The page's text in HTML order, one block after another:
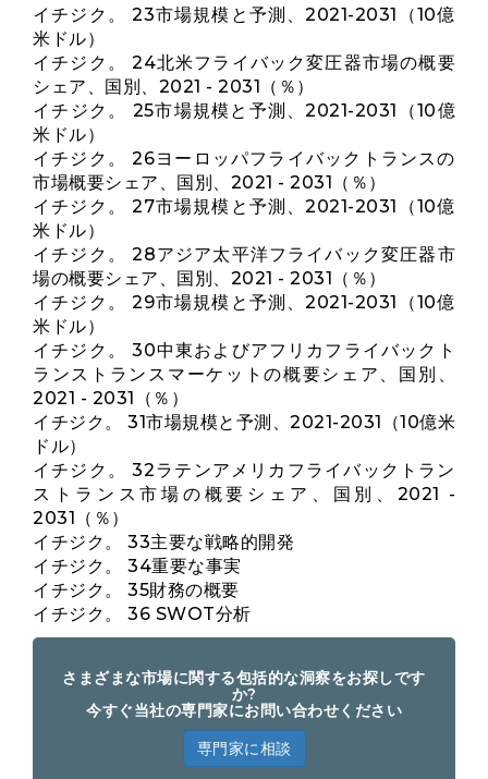
イチジク。 23市場規模と予測、2021-2031（10億
米ドル）
イチジク。 24北米フライバック変圧器市場の概要
シェア、国別、2021 - 2031（％）
イチジク。 25市場規模と予測、2021-2031（10億
米ドル）
イチジク。 26ヨーロッパフライバックトランスの
市場概要シェア、国別、2021 - 2031（％）
イチジク。 27市場規模と予測、2021-2031（10億
米ドル）
イチジク。 28アジア太平洋フライバック変圧器市
場の概要シェア、国別、2021 - 2031（％）
イチジク。 29市場規模と予測、2021-2031（10億
米ドル）
イチジク。 30中東およびアフリカフライバックト
ランストランスマーケットの概要シェア、国別、
2021 - 2031（％）
イチジク。 31市場規模と予測、2021-2031（10億米
ドル）
イチジク。 32ラテンアメリカフライバックトラン
ストランス市場の概要シェア、国別、2021 -
2031（％）
イチジク。 33主要な戦略的開発
イチジク。 34重要な事実
イチジク。 35財務の概要
イチジク。 36 SWOT分析
さまざまな市場に関する包括的な洞察をお探しです
か?
今すぐ当社の専門家にお問い合わせください
専門家に相談